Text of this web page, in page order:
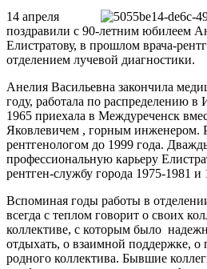
14 апреля
поздравили с 90-летним юбилеем
Елистратову, в прошлом врача-
отделением лучевой диагностики.
Анелия Васильевна закончила
году, работала по распределению в
1965 приехала в Междуреченск
Яковлевичем , горным инженером.
рентгенологом до 1999 года.
профессиональную карьеру
рентген-службу города 1975-1981 и
Вспоминая годы работы в
всегда с теплом говорит о своих
коллективе, с которым было
отдыхать, о взаимной поддержке, о
родного коллектива. Бывшие